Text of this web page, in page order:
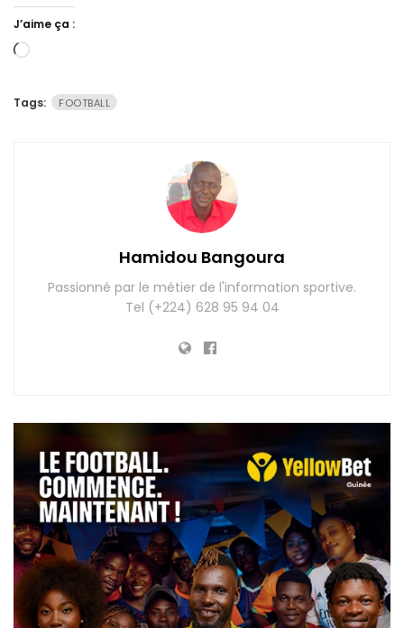
J’aime ça :
Chargement…
Tags: FOOTBALL
Hamidou Bangoura
Passionné par le métier de l'information sportive.
Tel (+224) 628 95 94 04